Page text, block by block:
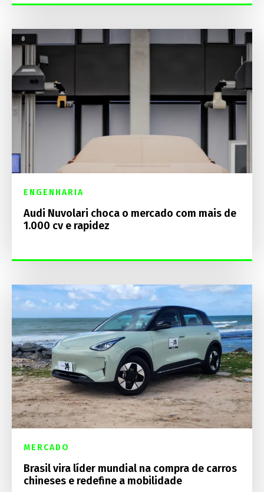
ENGENHARIA
Audi Nuvolari choca o mercado com mais de
1.000 cv e rapidez
MERCADO
Brasil vira líder mundial na compra de carros
chineses e redefine a mobilidade